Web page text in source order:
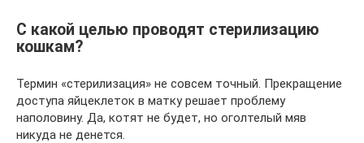
С какой целью проводят стерилизацию
кошкам?
Термин «стерилизация» не совсем точный. Прекращение
доступа яйцеклеток в матку решает проблему
наполовину. Да, котят не будет, но оголтелый мяв
никуда не денется.